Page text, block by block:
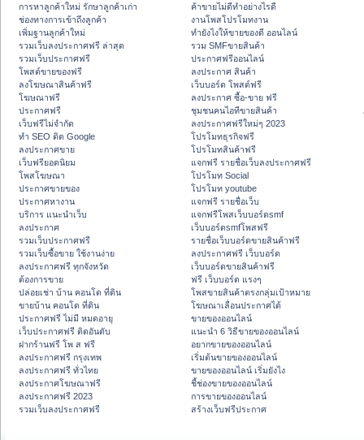
การหาลูกค้าใหม่ รักษาลูกค้าเก่า
ช่องทางการเข้าถึงลูกค้า
เพิ่มฐานลูกค้าใหม่
รวมเว็บลงประกาศฟรี ล่าสุด
รวมเว็บประกาศฟรี
โพสต์ขายของฟรี
ลงโฆษณาสินค้าฟรี
โฆษณาฟรี
ประกาศฟรี
เว็บฟรีไม่จำกัด
ทำ SEO ติด Google
ลงประกาศขาย
เว็บฟรียอดนิยม
โพสโฆษณา
ประกาศขายของ
ประกาศหางาน
บริการ แนะนำเว็บ
ลงประกาศ
รวมเว็บประกาศฟรี
รวมเว็บซื้อขาย ใช้งานง่าย
ลงประกาศฟรี ทุกจังหวัด
ต้องการขาย
ปล่อยเช่า บ้าน คอนโด ที่ดิน
ขายบ้าน คอนโด ที่ดิน
ประกาศฟรี ไม่มี หมดอายุ
เว็บประกาศฟรี ติดอันดับ
ฝากร้านฟรี โพ ส ฟรี
ลงประกาศฟรี กรุงเทพ
ลงประกาศฟรี ทั่วไทย
ลงประกาศโฆษณาฟรี
ลงประกาศฟรี 2023
รวมเว็บลงประกาศฟรี
ค้าขายไม่ดีทำอย่างไรดี
งานโพสโปรโมทงาน
ทํายังไงให้ขายของดี ออนไลน์
รวม SMFขายสินค้า
ประกาศฟรีออนไลน์
ลงประกาศ สินค้า
เว็บบอร์ด โพสต์ฟรี
ลงประกาศ ซื้อ-ขาย ฟรี
ชุมชนคนไอทีขายสินค้า
ลงประกาศฟรีใหม่ๆ 2023
โปรโมทธุรกิจฟรี
โปรโมทสินค้าฟรี
แจกฟรี รายชื่อเว็บลงประกาศฟรี
โปรโมท Social
โปรโมท youtube
แจกฟรี รายชื่อเว็บ
แจกฟรีโพสเว็บบอร์ดsmf
เว็บบอร์ดsmfโพสฟรี
รายชื่อเว็บบอร์ดขายสินค้าฟรี
ลงประกาศฟรี เว็บบอร์ด
เว็บบอร์ดขายสินค้าฟรี
ฟรี เว็บบอร์ด แรงๆ
โพสขายสินค้าตรงกลุ่มเป้าหมาย
โฆษณาเลื่อนประกาศได้
ขายของออนไลน์
แนะนำ 6 วิธีขายของออนไลน์
อยากขายของออนไลน์
เริ่มต้นขายของออนไลน์
ขายของออนไลน์ เริ่มยังไง
ชี้ช่องขายของออนไลน์
การขายของออนไลน์
สร้างเว็บฟรีประกาศ